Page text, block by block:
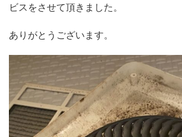
ビスをさせて頂きました。
ありがとうございます。